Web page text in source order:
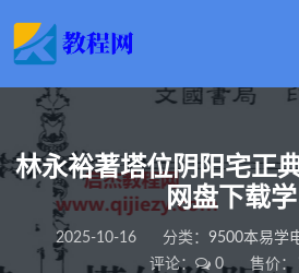
林永裕著塔位阴阳宅正
网盘下载
2025-10-16 分类： 9500本易学
评论：
0 售价：